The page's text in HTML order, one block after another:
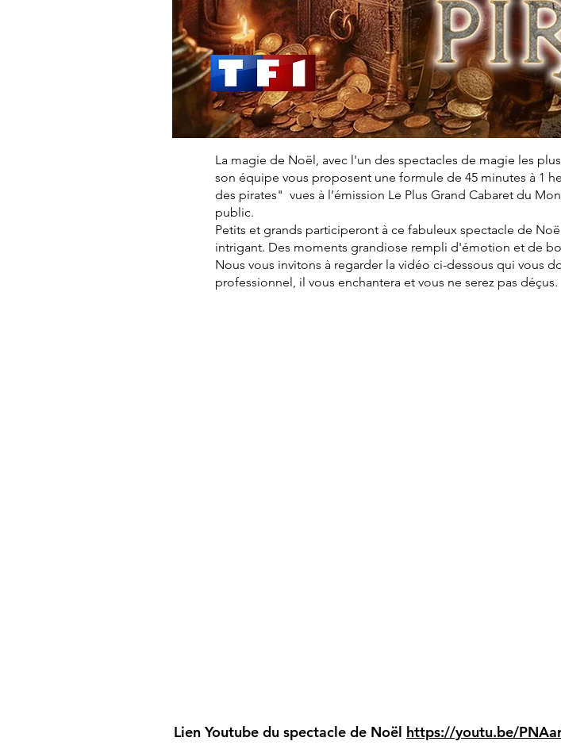
La magie de Noël, avec l'un des spectacles de magie les
son équipe vous proposent une formule de 45 minutes à 1
des pirates" vues à l’émission Le Plus Grand Cabaret du
public.
Petits et grands participeront à ce fabuleux spectacle de
intrigant. Des moments grandiose rempli d'émotion et de
Nous vous invitons à regarder la vidéo ci-dessous qui vous
professionnel, il vous enchantera et vous ne serez pas déçus.
Lien Youtube du spectacle de Noël https://youtu.be/